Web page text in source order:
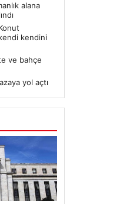
alana
kendini
ve bahçe
yol açtı